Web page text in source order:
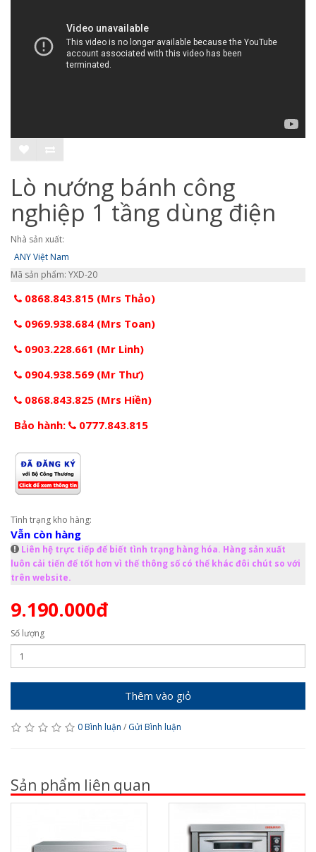
Lò nướng bánh công
nghiệp 1 tầng dùng điện
Nhà sản xuất:
ANY Việt Nam
Mã sản phẩm: YXD-20
0868.843.815 (Mrs Thảo)
0969.938.684 (Mrs Toan)
0903.228.661 (Mr Linh)
0904.938.569 (Mr Thư)
0868.843.825 (Mrs Hiền)
Bảo hành:
0777.843.815
Tình trạng kho hàng:
Vẫn còn hàng
Liên hệ trực tiếp để biết tình trạng hàng hóa. Hàng sản xuất
luôn cải tiến để tốt hơn vì thế thông số có thể khác đôi chút so với
trên website.
9.190.000đ
Số lượng
Thêm vào giỏ
0 Bình luận / Gửi Bình luận
Sản phẩm liên quan